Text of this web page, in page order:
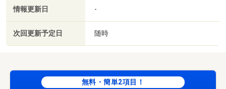
情報更新日 -
次回更新予定日 随時
無料・簡単2項目！